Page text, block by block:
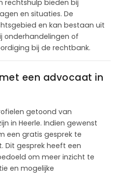
rechtshulp bieden bij
en situaties. De
en kan bestaan uit
onderhandelingen of
bij de rechtbank.
een advocaat in
getoond van
in Heerle. Indien gewenst
een gratis gesprek te
Dit gesprek heeft een
om meer inzicht te
en mogelijke